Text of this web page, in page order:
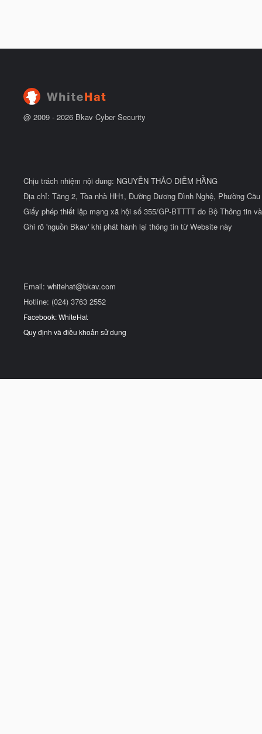
@ 2009 - 2026 Bkav Cyber Security
Chịu trách nhiệm nội dung: NGUYỄN THẢO DIỄM HẰNG
Địa chỉ: Tầng 2, Tòa nhà HH1, Đường Dương Đình Nghệ, Phường
Giấy phép thiết lập mạng xã hội số 355/GP-BTTTT do Bộ Thông tin
Ghi rõ 'nguồn Bkav' khi phát hành lại thông tin từ Website này
Email: whitehat@bkav.com
Hotline: (024) 3763 2552
Facebook: WhiteHat
Quy định và điều khoản sử dụng